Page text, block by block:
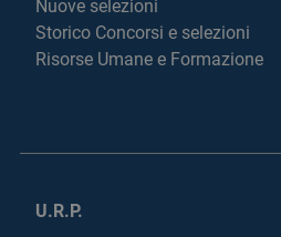
Nuove selezioni
Storico Concorsi e selezioni
Risorse Umane e Formazione
U.R.P.